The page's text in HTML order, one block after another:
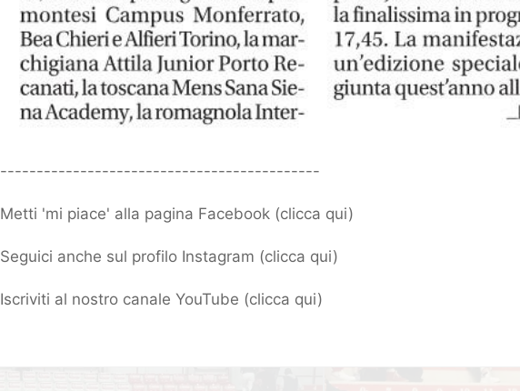
--------------------------------------------
Metti 'mi piace' alla pagina Facebook (clicca qui)
Seguici anche sul profilo Instagram (clicca qui)
Iscriviti al nostro canale YouTube (clicca qui)